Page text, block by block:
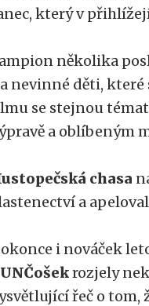
který v
několika
nevinné děti,
se stejnou
a oblíbeným
chasa
a
i nováček
rozjely
řeč o tom,